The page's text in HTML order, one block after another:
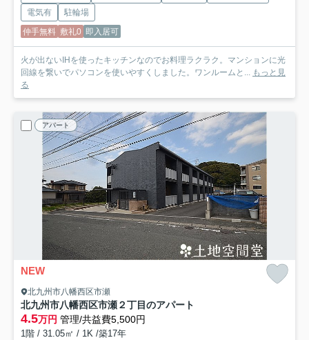
電気有
駐輪場
仲手無料 敷礼0 即入居可
火が出ないIHを使ったキッチンなのでお料理ラクラク。マンションに光
回線を繋いでパソコンを使いやすくしました。ワンルームと... もっと見
る
アパート
NEW
北九州市八幡西区市瀬
北九州市八幡西区市瀬２丁目のアパート
4.5万円 管理/共益費5,500円
1階 / 31.05㎡ / 1K /築17年